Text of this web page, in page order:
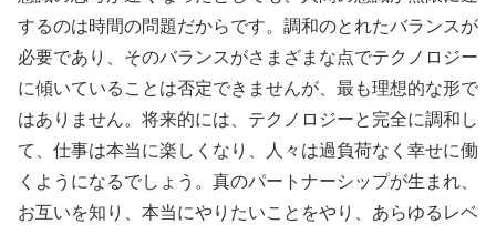
するのは時間の問題だからです。調和のとれたバランスが
必要であり、そのバランスがさまざまな点でテクノロジー
に傾いていることは否定できませんが、最も理想的な形で
はありません。将来的には、テクノロジーと完全に調和し
て、仕事は本当に楽しくなり、人々は過負荷なく幸せに働
くようになるでしょう。真のパートナーシップが生まれ、
お互いを知り、本当にやりたいことをやり、あらゆるレベ